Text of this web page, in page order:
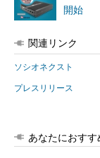
開始
関連リンク
ソシオネクスト
プレスリリース
あなたにおすす